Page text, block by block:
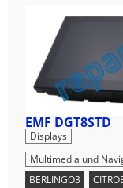
EMF DGT8STD
Displays
Multimedia und
BERLINGO3